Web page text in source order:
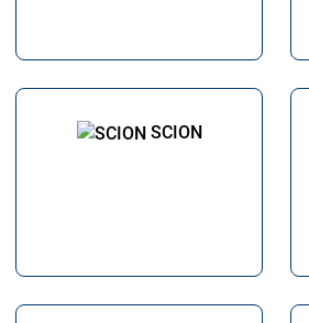
SCION